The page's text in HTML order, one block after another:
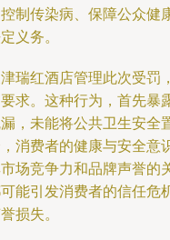
制传染病、保障公众健
义务。
瑞红酒店管理此次受罚
求。这种行为，首先暴
，未能将公共卫生安全
消费者的健康与安全意
场竞争力和品牌声誉的
能引发消费者的信任危
损失。